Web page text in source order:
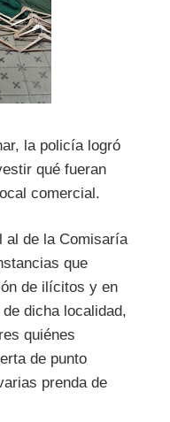
la policía logró
qué fueran
comercial.
al de la Comisaría
que
de ilícitos y en
dicha localidad,
quiénes
de punto
prenda de